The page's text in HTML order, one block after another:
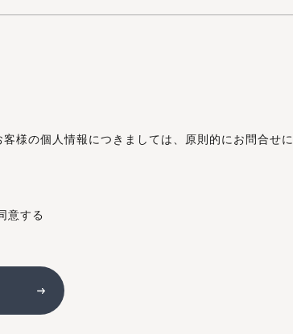
様の個人情報につきましては、原則的にお問合せ
意する